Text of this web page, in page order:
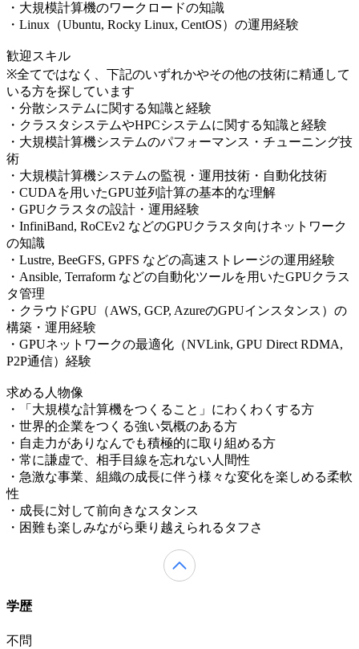
・大規模計算機のワークロードの知識
・Linux（Ubuntu, Rocky Linux, CentOS）の運用経験
歓迎スキル
※全てではなく、下記のいずれかやその他の技術に精通して
いる方を探しています
・分散システムに関する知識と経験
・クラスタシステムやHPCシステムに関する知識と経験
・大規模計算機システムのパフォーマンス・チューニング技
術
・大規模計算機システムの監視・運用技術・自動化技術
・CUDAを用いたGPU並列計算の基本的な理解
・GPUクラスタの設計・運用経験
・InfiniBand, RoCEv2 などのGPUクラスタ向けネットワーク
の知識
・Lustre, BeeGFS, GPFS などの高速ストレージの運用経験
・Ansible, Terraform などの自動化ツールを用いたGPUクラス
タ管理
・クラウドGPU（AWS, GCP, AzureのGPUインスタンス）の
構築・運用経験
・GPUネットワークの最適化（NVLink, GPU Direct RDMA,
P2P通信）経験
求める人物像
・「大規模な計算機をつくること」にわくわくする方
・世界的企業をつくる強い気概のある方
・自走力がありなんでも積極的に取り組める方
・常に謙虚で、相手目線を忘れない人間性
・急激な事業、組織の成長に伴う様々な変化を楽しめる柔軟
性
・成長に対して前向きなスタンス
・困難も楽しみながら乗り越えられるタフさ
学歴
不問